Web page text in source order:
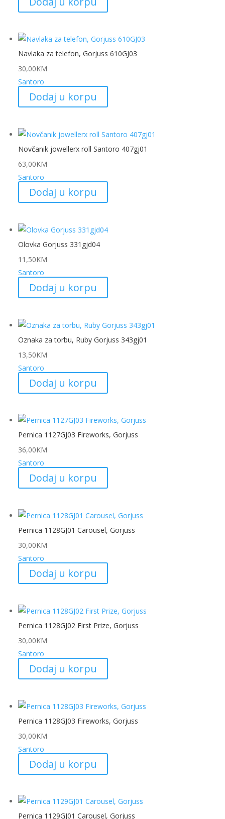
Navlaka za telefon, Gorjuss 610GJ03
30,00KM
Santoro
Dodaj u korpu
Novčanik jowellerx roll Santoro 407gj01
63,00KM
Santoro
Dodaj u korpu
Olovka Gorjuss 331gjd04
11,50KM
Santoro
Dodaj u korpu
Oznaka za torbu, Ruby Gorjuss 343gj01
13,50KM
Santoro
Dodaj u korpu
Pernica 1127GJ03 Fireworks, Gorjuss
36,00KM
Santoro
Dodaj u korpu
Pernica 1128GJ01 Carousel, Gorjuss
30,00KM
Santoro
Dodaj u korpu
Pernica 1128GJ02 First Prize, Gorjuss
30,00KM
Santoro
Dodaj u korpu
Pernica 1128GJ03 Fireworks, Gorjuss
30,00KM
Santoro
Dodaj u korpu
Pernica 1129GJ01 Carousel, Gorjuss